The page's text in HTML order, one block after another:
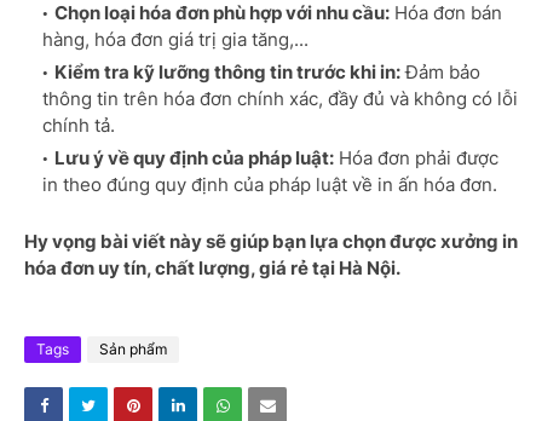
Chọn loại hóa đơn phù hợp với nhu cầu: Hóa đơn bán
hàng, hóa đơn giá trị gia tăng,...
Kiểm tra kỹ lưỡng thông tin trước khi in:Đảm bảo
thông tin trên hóa đơn chính xác, đầy đủ và không có lỗi
chính tả.
Lưu ý về quy định của pháp luật: Hóa đơn phải được
in theo đúng quy định của pháp luật về in ấn hóa đơn.
Hy vọng bài viết này sẽ giúp bạn lựa chọn được xưởng in
hóa đơn uy tín, chất lượng, giá rẻ tại Hà Nội.
Tags Sản phẩm